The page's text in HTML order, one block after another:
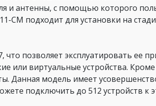
и антенны, с помощью которого
CM подходит для установки на
позволяет эксплуатировать ее
или виртуальные устройства.
Данная модель имеет
подключить до 512 устройств к